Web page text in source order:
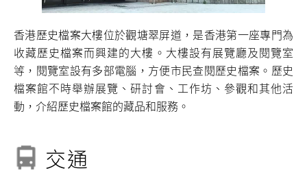
香港歷史檔案大樓位於觀塘翠屏道，是香港第一座專門為
收藏歷史檔案而興建的大樓。大樓設有展覽廳及閱覽室
等，閱覽室設有多部電腦，方便市民查閱歷史檔案。歷史
檔案館不時舉辦展覽、研討會、工作坊、參觀和其他活
動，介紹歷史檔案館的藏品和服務。
交通